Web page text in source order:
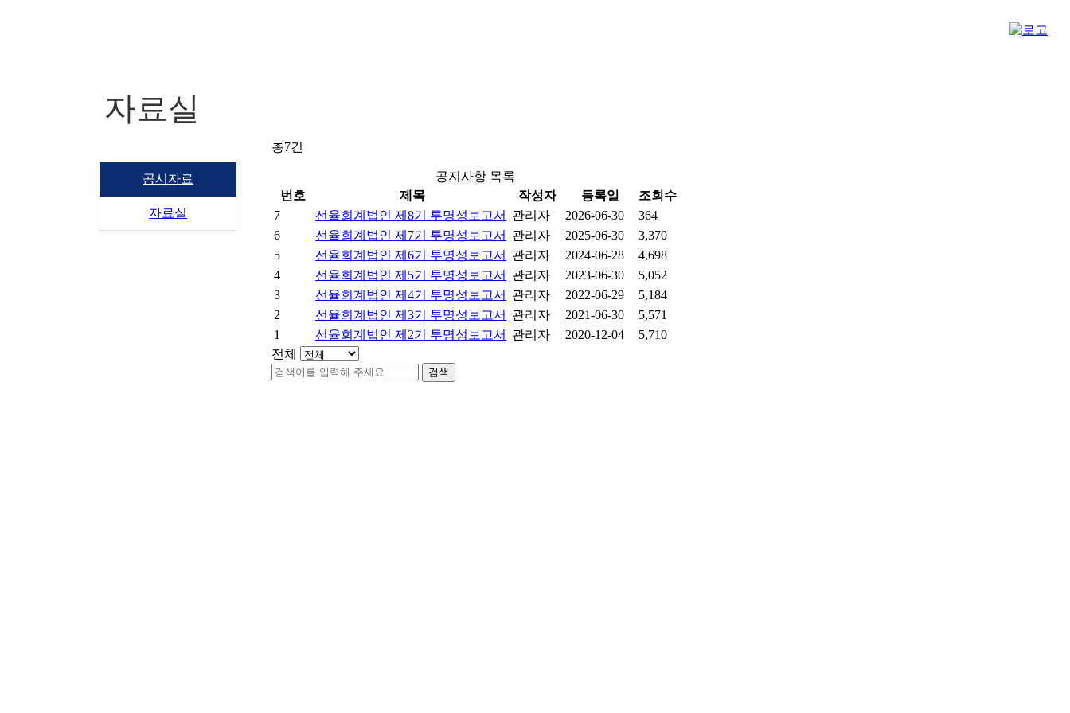
자료실
공시자료
자료실
총7건
공지사항 목록
번호
제목 작성자 등록일
조회수
7
선율회계법인 제8기 투명성보고서 관리자 2026-06-30
364
6
선율회계법인 제7기 투명성보고서 관리자 2025-06-30
3,370
5
선율회계법인 제6기 투명성보고서 관리자 2024-06-28
4,698
4
선율회계법인 제5기 투명성보고서 관리자 2023-06-30
5,052
3
선율회계법인 제4기 투명성보고서 관리자 2022-06-29
5,184
2
선율회계법인 제3기 투명성보고서 관리자 2021-06-30
5,571
1
선율회계법인 제2기 투명성보고서 관리자 2020-12-04
5,710
전체